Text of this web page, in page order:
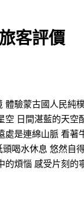
旅客評價
體驗蒙古國人民純
空 日間湛藍的天空
處是連綿山脈 看著
喝水休息 悠然自
的煩惱 感受片刻的